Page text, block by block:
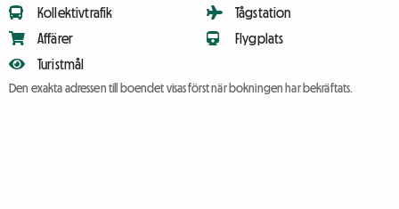
Kollektivtrafik
Affärer
Turistmål
Tågstation
Flygplats
Den exakta adressen till boendet visas först när bokningen har bekräftats.